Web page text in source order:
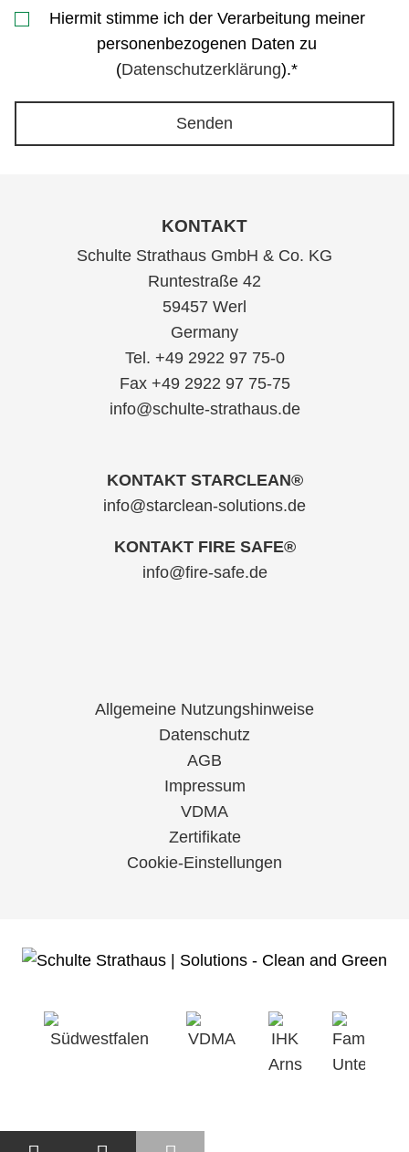
Hiermit stimme ich der Verarbeitung meiner
personenbezogenen Daten zu
(Datenschutzerklärung).*
Senden
KONTAKT
Schulte Strathaus GmbH & Co. KG
Runtestraße 42
59457 Werl
Germany
Tel. +49 2922 97 75-0
Fax +49 2922 97 75-75
info@schulte-strathaus.de
KONTAKT STARCLEAN®
info@starclean-solutions.de
KONTAKT FIRE SAFE®
info@fire-safe.de
Allgemeine Nutzungshinweise
Datenschutz
AGB
Impressum
VDMA
Zertifikate
Cookie-Einstellungen